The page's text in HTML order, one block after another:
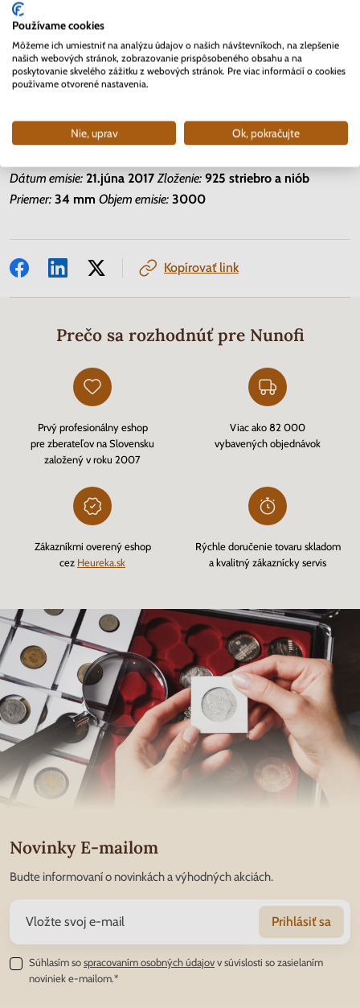
Dátum emisie: 21.júna 2017 Zloženie: 925 striebro a niób
Priemer: 34 mm Objem emisie: 3000
Kopírovať link
Prečo sa rozhodnúť pre Nunofi
Prvý profesionálny eshop
pre zberateľov na Slovensku
založený v roku 2007
Viac ako 82 000
vybavených objednávok
Zákazníkmi overený eshop
cez Heureka.sk
Rýchle doručenie tovaru skladom
a kvalitný zákaznícky servis
Novinky E-mailom
Budte informovaní o novinkách a výhodných akciách.
Prihlásiť sa
Súhlasím sospracovaním osobných údajovv súvislosti so zasielaním
noviniek e-mailom.*
Používame cookies
Môžeme ich umiestniť na analýzu údajov o našich návštevníkoch, na zlepšenie
našich webových stránok, zobrazovanie prispôsobeného obsahu a na
poskytovanie skvelého zážitku z webových stránok. Pre viac informácií o cookies
používame otvorené nastavenia.
Nie, uprav Ok, pokračujte